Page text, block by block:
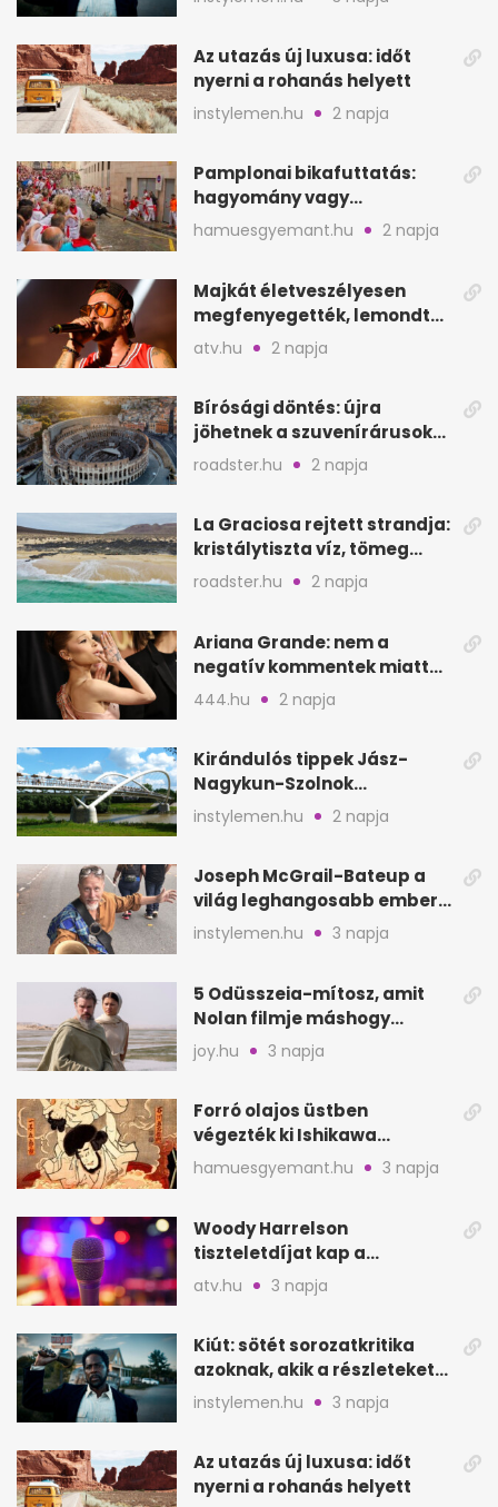
Az utazás új luxusa: időt
nyerni a rohanás helyett
instylemen.hu 2 napja
Pamplonai bikafuttatás:
hagyomány vagy
értelmetlen vérontás?
hamuesgyemant.hu 2 napja
Majkát életveszélyesen
megfenyegették, lemondta
a sepsiszentgyörgyi
atv.hu 2 napja
Bírósági döntés: újra
jöhetnek a szuvenírárusok
Európa ikonikus helyére
roadster.hu 2 napja
La Graciosa rejtett strandja:
kristálytiszta víz, tömeg
nélkül
roadster.hu 2 napja
Ariana Grande: nem a
negatív kommentek miatt
vonul vissza
444.hu 2 napja
Kirándulós tippek Jász-
Nagykun-Szolnok
megyében: 6 kihagyhatatlan
hely
instylemen.hu 2 napja
Joseph McGrail-Bateup a
világ leghangosabb embere
lett Ausztráliából
instylemen.hu 3 napja
5 Odüsszeia-mítosz, amit
Nolan filmje máshogy
mutat, mint Homérosz
joy.hu 3 napja
Forró olajos üstben
végezték ki Ishikawa
Goemont, Japán Robin
Hoodját
hamuesgyemant.hu 3 napja
Woody Harrelson
tiszteletdíjat kap a
Szarajevói Filmfesztiválon
atv.hu 3 napja
Kiút: sötét sorozatkritika
azoknak, akik a részleteket
keresik
instylemen.hu 3 napja
Az utazás új luxusa: időt
nyerni a rohanás helyett